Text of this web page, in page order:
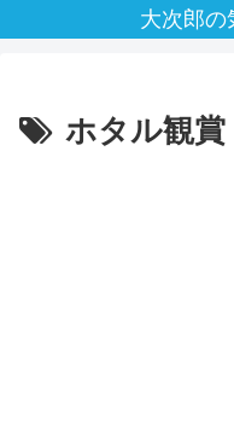
大次郎の
ホタル観賞